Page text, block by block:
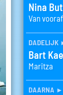
Nina
Van
dadelijk
Bart
Maritza
daarna ►